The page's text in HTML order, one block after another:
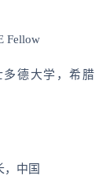
Fellow
多德大学，希腊
，中国